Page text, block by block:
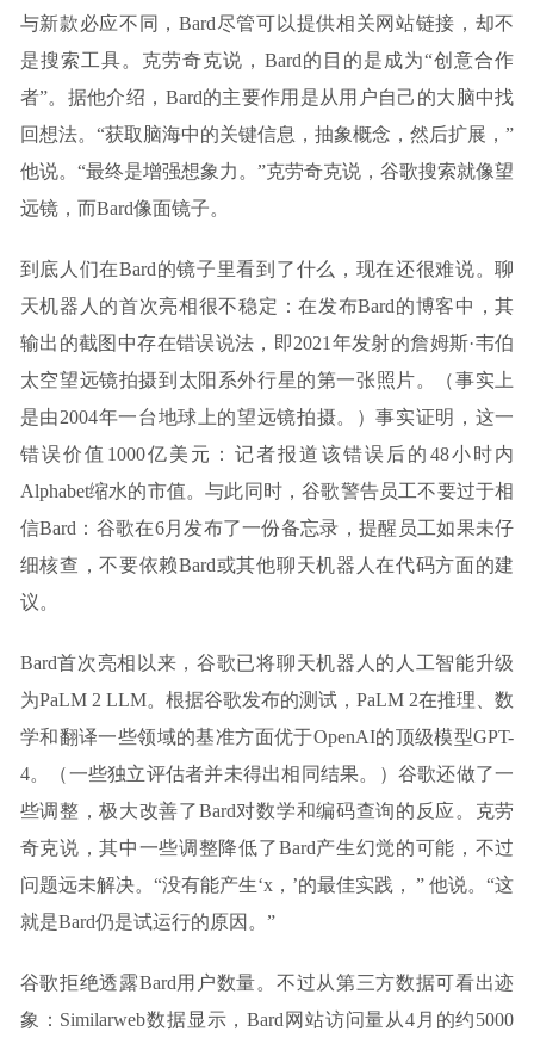
与新款必应不同，Bard尽管可以提供相关网站链接，却不
是搜索工具。克劳奇克说，Bard的目的是成为“创意合作
者”。据他介绍，Bard的主要作用是从用户自己的大脑中找
回想法。“获取脑海中的关键信息，抽象概念，然后扩展，”
他说。“最终是增强想象力。”克劳奇克说，谷歌搜索就像望
远镜，而Bard像面镜子。
到底人们在Bard的镜子里看到了什么，现在还很难说。聊
天机器人的首次亮相很不稳定：在发布Bard的博客中，其
输出的截图中存在错误说法，即2021年发射的詹姆斯·韦伯
太空望远镜拍摄到太阳系外行星的第一张照片。（事实上
是由2004年一台地球上的望远镜拍摄。）事实证明，这一
错误价值1000亿美元：记者报道该错误后的48小时内
Alphabet缩水的市值。与此同时，谷歌警告员工不要过于相
信Bard：谷歌在6月发布了一份备忘录，提醒员工如果未仔
细核查，不要依赖Bard或其他聊天机器人在代码方面的建
议。
Bard首次亮相以来，谷歌已将聊天机器人的人工智能升级
为PaLM 2 LLM。根据谷歌发布的测试，PaLM 2在推理、数
学和翻译一些领域的基准方面优于OpenAI的顶级模型GPT-
4。（一些独立评估者并未得出相同结果。）谷歌还做了一
些调整，极大改善了Bard对数学和编码查询的反应。克劳
奇克说，其中一些调整降低了Bard产生幻觉的可能，不过
问题远未解决。“没有能产生‘x，’的最佳实践， ” 他说。“这
就是Bard仍是试运行的原因。”
谷歌拒绝透露Bard用户数量。不过从第三方数据可看出迹
象：Similarweb数据显示，Bard网站访问量从4月的约5000